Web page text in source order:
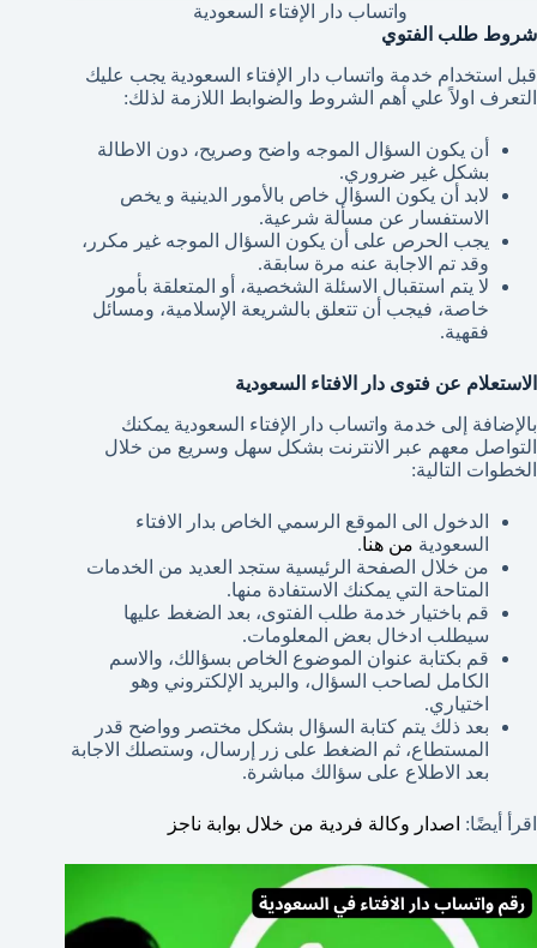
واتساب دار الإفتاء السعودية
شروط طلب الفتوي
قبل استخدام خدمة واتساب دار الإفتاء السعودية يجب عليك
التعرف اولاً علي أهم الشروط والضوابط اللازمة لذلك:
أن يكون السؤال الموجه واضح وصريح، دون الاطالة
بشكل غير ضروري.
لابد أن يكون السؤال خاص بالأمور الدينية و يخص
الاستفسار عن مسألة شرعية.
يجب الحرص على أن يكون السؤال الموجه غير مكرر،
وقد تم الاجابة عنه مرة سابقة.
لا يتم استقبال الاسئلة الشخصية، أو المتعلقة بأمور
خاصة، فيجب أن تتعلق بالشريعة الإسلامية، ومسائل
فقهية.
الاستعلام عن فتوى دار الافتاء السعودية
بالإضافة إلى خدمة واتساب دار الإفتاء السعودية يمكنك
التواصل معهم عبر الانترنت بشكل سهل وسريع من خلال
الخطوات التالية:
الدخول الى الموقع الرسمي الخاص بدار الافتاء
السعودية من هنا.
من خلال الصفحة الرئيسية ستجد العديد من الخدمات
المتاحة التي يمكنك الاستفادة منها.
قم باختيار خدمة طلب الفتوى، بعد الضغط عليها
سيطلب ادخال بعض المعلومات.
قم بكتابة عنوان الموضوع الخاص بسؤالك، والاسم
الكامل لصاحب السؤال، والبريد الإلكتروني وهو
اختياري.
بعد ذلك يتم كتابة السؤال بشكل مختصر وواضح قدر
المستطاع، ثم الضغط على زر إرسال، وستصلك الاجابة
بعد الاطلاع على سؤالك مباشرة.
اقرأ أيضًا: اصدار وكالة فردية من خلال بوابة ناجز